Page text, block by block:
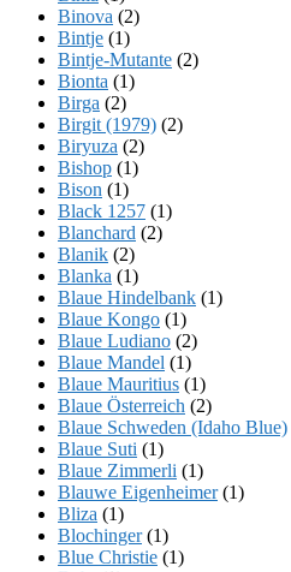
Binova (2)
Bintje (1)
Bintje-Mutante (2)
Bionta (1)
Birga (2)
Birgit (1979) (2)
Biryuza (2)
Bishop (1)
Bison (1)
Black 1257 (1)
Blanchard (2)
Blanik (2)
Blanka (1)
Blaue Hindelbank (1)
Blaue Kongo (1)
Blaue Ludiano (2)
Blaue Mandel (1)
Blaue Mauritius (1)
Blaue Österreich (2)
Blaue Schweden (Idaho Blue)
Blaue Suti (1)
Blaue Zimmerli (1)
Blauwe Eigenheimer(1)
Bliza (1)
Blochinger(1)
Blue Christie (1)